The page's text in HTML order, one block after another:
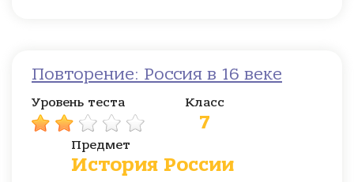
Повторение: Россия в 16 веке
Уровень теста Класс
7
Предмет
История России